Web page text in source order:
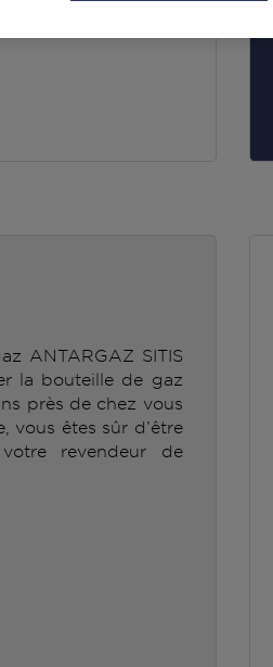
ANTARGAZ SITIS
la bouteille de gaz
près de chez vous
vous êtes sûr d’être
revendeur de